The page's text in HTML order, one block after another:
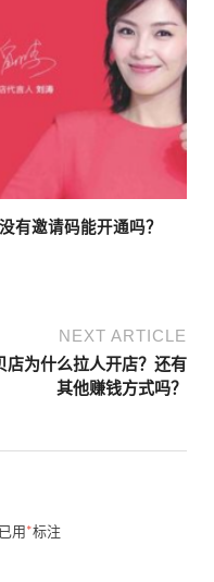
有邀请码能开通吗？
NEXT ARTICLE
店为什么拉人开店？还有
其他赚钱方式吗？
用 *标注